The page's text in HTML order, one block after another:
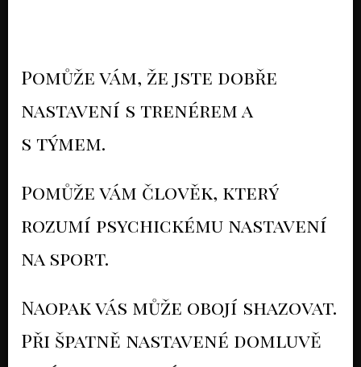
Pomůže vám, že jste dobře
nastavení s trenérem a
s týmem.
Pomůže vám člověk, který
rozumí psychickému nastavení
na sport.
Naopak vás může obojí shazovat.
Při špatně nastavené domluvě